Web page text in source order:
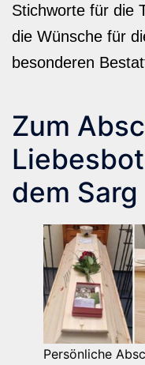
Stichworte für die
die Wünsche für
besonderen
Zum
dem Sarg
Persönliche